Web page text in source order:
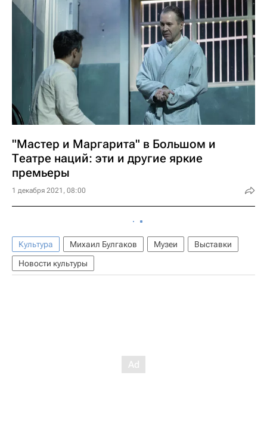
"Мастер и Маргарита" в Большом и
Театре наций: эти и другие яркие
премьеры
1 декабря 2021, 08:00
Культура Михаил Булгаков Музеи
Выставки
Новости культуры